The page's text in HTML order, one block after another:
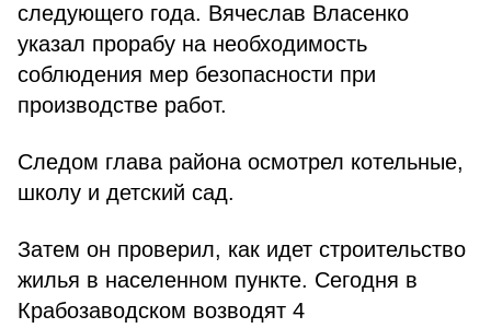
следующего года. Вячеслав Власенко
указал прорабу на необходимость
соблюдения мер безопасности при
производстве работ.
Следом глава района осмотрел котельные,
школу и детский сад.
Затем он проверил, как идет строительство
жилья в населенном пункте. Сегодня в
Крабозаводском возводят 4